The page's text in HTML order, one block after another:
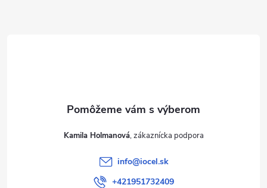
Kamila Holmanová
info@iocel.sk
+421951732409